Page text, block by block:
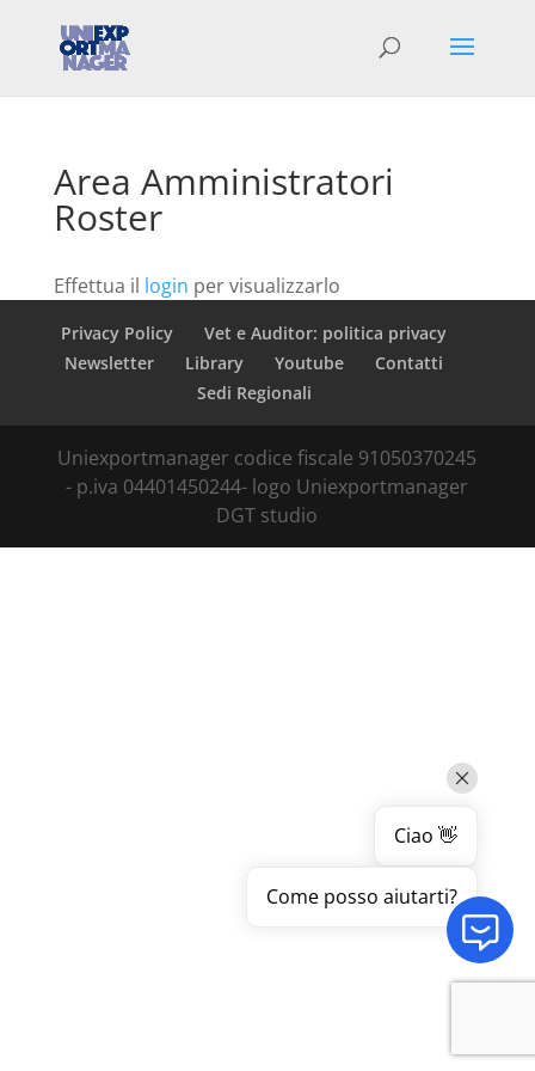
Area Amministratori
Roster
Effettua il login per visualizzarlo
Privacy Policy
Vet e Auditor: politica privacy
Newsletter
Library Youtube
Contatti
Sedi Regionali
Uniexportmanager codice fiscale 91050370245
- p.iva 04401450244- logo Uniexportmanager
DGT studio
Ciao 👋
Come posso aiutarti?